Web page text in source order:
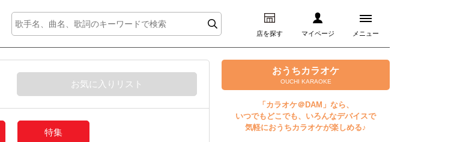
店を探す マイページ メニュー
ログイン
マイページ
プレミアムサービス
お気に入りリスト
特集
おうちカラオケ
OUCHI KARAOKE
「カラオケ＠DAM」なら、
いつでもどこでも、いろんなデバイスで
気軽におうちカラオケが楽しめる♪